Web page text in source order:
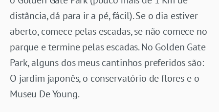
distância, dá para ir a pé, fácil). Se o dia estiver
aberto, comece pelas escadas, se não comece no
parque e termine pelas escadas. No Golden Gate
Park, alguns dos meus cantinhos preferidos são:
O jardim japonês, o conservatório de flores e o
Museu De Young.